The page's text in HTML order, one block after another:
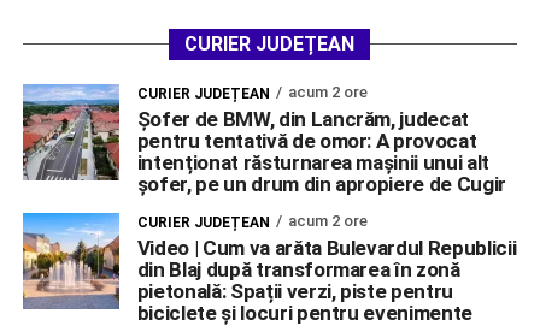
CURIER JUDEȚEAN
CURIER JUDEȚEAN acum 2 ore
Șofer de BMW, din Lancrăm, judecat
pentru tentativă de omor: A provocat
intenționat răsturnarea mașinii unui alt
șofer, pe un drum din apropiere de Cugir
CURIER JUDEȚEAN acum 2 ore
Video | Cum va arăta Bulevardul Republicii
din Blaj după transformarea în zonă
pietonală: Spații verzi, piste pentru
biciclete și locuri pentru evenimente